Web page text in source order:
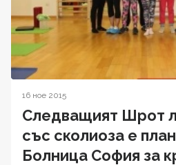
16 ное 2015
Следващият Шрот
със сколиоза е
Болница София за